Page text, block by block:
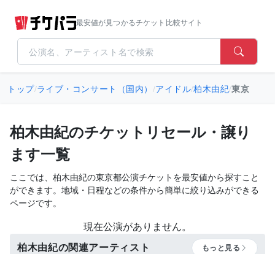
最安値が見つかるチケット比較サイト
トップ/ライブ・コンサート（国内） /アイドル/柏木由紀/東京
柏木由紀のチケットリセール・譲り
ます一覧
ここでは、柏木由紀の東京都公演チケットを最安値から探すこと
ができます。地域・日程などの条件から簡単に絞り込みができる
ページです。
現在公演がありません。
柏木由紀の関連アーティスト もっと見る